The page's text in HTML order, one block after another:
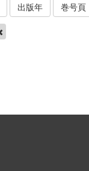
出版年 巻号頁